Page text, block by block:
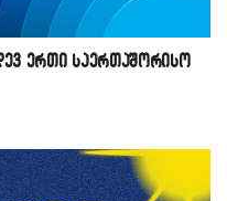
ერთი საერთაშორისო